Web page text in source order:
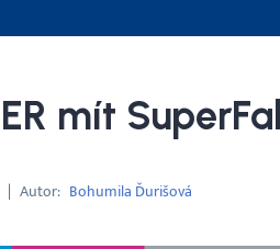
mít
Autor Bohumila Ďurišová